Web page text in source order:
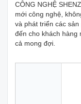
CÔNG NGHỆ
mới công nghệ,
và phát triển các
đến cho khách hàng
cả mong đợi.